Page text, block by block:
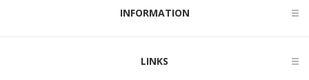
INFORMATION
LINKS